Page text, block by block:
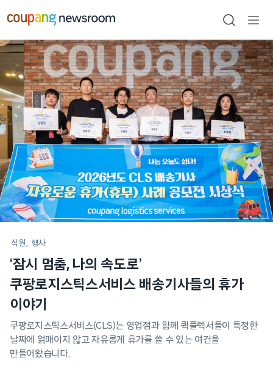
건너뛰기
검색
열기
메인
포스트
직원 행사
‘잠시 멈춤, 나의 속도로’
쿠팡로지스틱스서비스 배송기사들의 휴가
이야기
쿠팡로지스틱스서비스(CLS)는 영업점과 함께 퀵플렉서들이 특정한
날짜에 얽매이지 않고 자유롭게 휴가를 쓸 수 있는 여건을
만들어왔습니다.